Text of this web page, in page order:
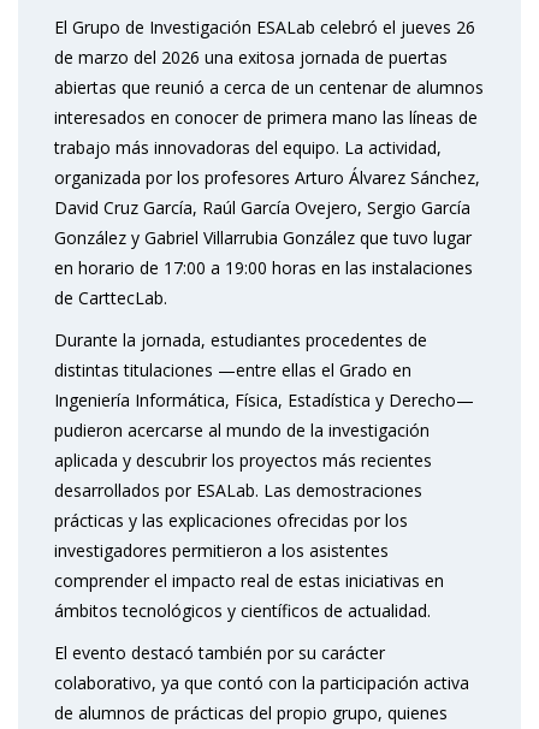
El Grupo de Investigación ESALab celebró el jueves 26
de marzo del 2026 una exitosa jornada de puertas
abiertas que reunió a cerca de un centenar de alumnos
interesados en conocer de primera mano las líneas de
trabajo más innovadoras del equipo. La actividad,
organizada por los profesores Arturo Álvarez Sánchez,
David Cruz García, Raúl García Ovejero, Sergio García
González y Gabriel Villarrubia González que tuvo lugar
en horario de 17:00 a 19:00 horas en las instalaciones
de CarttecLab.
Durante la jornada, estudiantes procedentes de
distintas titulaciones —entre ellas el Grado en
Ingeniería Informática, Física, Estadística y Derecho—
pudieron acercarse al mundo de la investigación
aplicada y descubrir los proyectos más recientes
desarrollados por ESALab. Las demostraciones
prácticas y las explicaciones ofrecidas por los
investigadores permitieron a los asistentes
comprender el impacto real de estas iniciativas en
ámbitos tecnológicos y científicos de actualidad.
El evento destacó también por su carácter
colaborativo, ya que contó con la participación activa
de alumnos de prácticas del propio grupo, quienes